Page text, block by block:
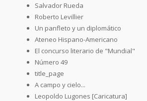
Salvador Rueda
Roberto Levillier
Un panfleto y un diplomático
Ateneo Hispano-Americano
El concurso literario de "Mundial"
Número 49
title_page
A campo y cielo...
Leopoldo Lugones [Caricatura]